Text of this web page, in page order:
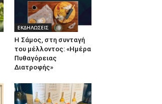
ΕΚΔΗΛΩΣΕΙΣ
Η Σάμος, στη συνταγή
του μέλλοντος: «Ημέρα
Πυθαγόρειας
Διατροφής»